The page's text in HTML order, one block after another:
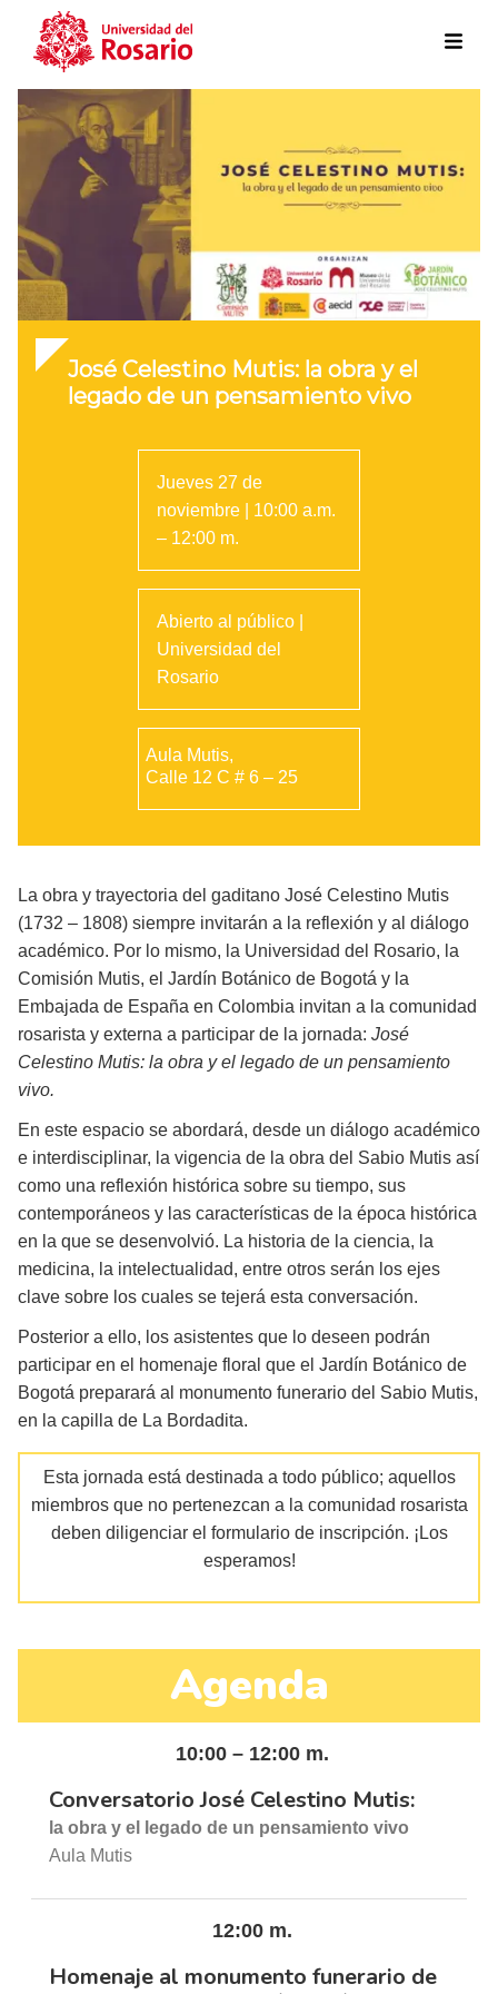
Skip to main content
José Celestino Mutis: la obra y el
legado de un pensamiento vivo
Jueves 27 de
noviembre | 10:00 a.m.
– 12:00 m.
Abierto al público |
Universidad del
Rosario
Aula Mutis,
Calle 12 C # 6 – 25
La obra y trayectoria del gaditano José Celestino Mutis
(1732 – 1808) siempre invitarán a la reflexión y al diálogo
académico. Por lo mismo, la Universidad del Rosario, la
Comisión Mutis, el Jardín Botánico de Bogotá y la
Embajada de España en Colombia invitan a la comunidad
rosarista y externa a participar de la jornada: José
Celestino Mutis: la obra y el legado de un pensamiento
vivo.
En este espacio se abordará, desde un diálogo académico
e interdisciplinar, la vigencia de la obra del Sabio Mutis así
como una reflexión histórica sobre su tiempo, sus
contemporáneos y las características de la época histórica
en la que se desenvolvió. La historia de la ciencia, la
medicina, la intelectualidad, entre otros serán los ejes
clave sobre los cuales se tejerá esta conversación.
Posterior a ello, los asistentes que lo deseen podrán
participar en el homenaje floral que el Jardín Botánico de
Bogotá preparará al monumento funerario del Sabio Mutis,
en la capilla de La Bordadita.
Esta jornada está destinada a todo público; aquellos
miembros que no pertenezcan a la comunidad rosarista
deben diligenciar el formulario de inscripción. ¡Los
esperamos!
Agenda
10:00 – 12:00 m.
Conversatorio José Celestino Mutis:
la obra y el legado de un pensamiento vivo
Aula Mutis
12:00 m.
Homenaje al monumento funerario de